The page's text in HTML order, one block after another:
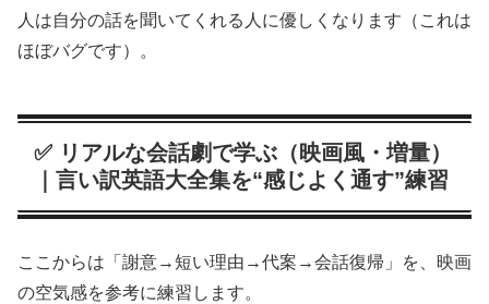
人は自分の話を聞いてくれる人に優しくなります（これは
ほぼバグです）。
✅ リアルな会話劇で学ぶ（映画風・増量）
｜言い訳英語大全集を“感じよく通す”練習
ここからは「謝意→短い理由→代案→会話復帰」を、映画
の空気感を参考に練習します。